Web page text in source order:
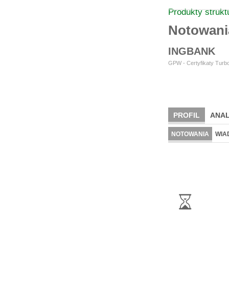
Produkty
INGBANK
GPW - Certyfikaty
PROFIL
NOTOWANIA